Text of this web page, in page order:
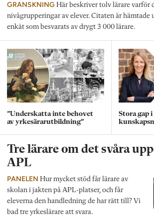
GRANSKNING Här beskriver tolv lärare varför
nivågrupperingar av elever. Citaten är hämtade
enkät som besvarats av drygt 3 000 lärare.
”Underskatta inte behovet
av yrkesärarutbildning”
Stora gap
Tre lärare om det svåra
APL
PANELEN Hur mycket stöd får lärare av
skolan i jakten på APL-platser, och får
eleverna den handledning de har rätt till? Vi
bad tre yrkeslärare att svara.